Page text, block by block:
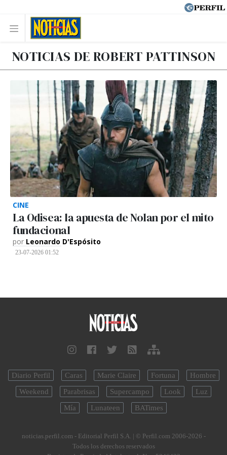
NOTICIAS DE ROBERT PATTINSON
CINE
La Odisea: la apuesta de Nolan por el mito
fundacional
por Leonardo D'Espósito
23-07-2026 01:52
Diario Perfil Caras Marie Claire Fortuna
Hombre
Weekend
Parabrisas Supercampo Look
Luz
Mía
Lunateen BATimes
noticias.perfil.com - Editorial Perfil S.A. | © Perfil.com 2006-2026 -
Todos los derechos reservados